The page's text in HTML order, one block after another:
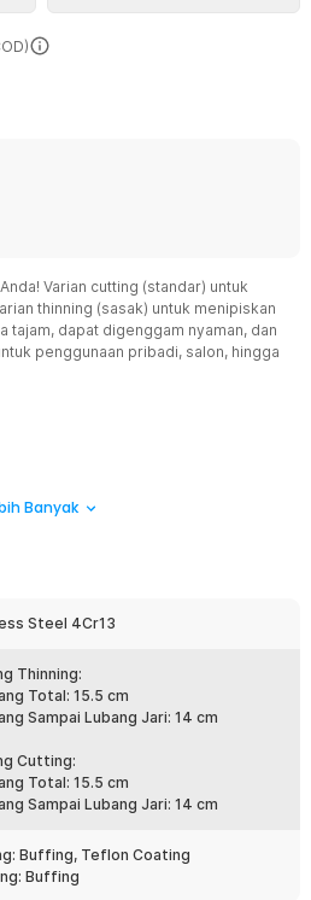
Varian cutting (standar) untuk
thinning (sasak) untuk menipiskan
tajam, dapat digenggam nyaman, dan
penggunaan pribadi, salon, hingga
menghasilkan potongan rambut rapi
suara dan benturan saat
tenang dan nyaman.
ekstra. Tidak cepat
dalam jangka panjang.
Banyak
Steel 4Cr13
Thinning:
Total: 15.5 cm
Sampai Lubang Jari: 14 cm
Cutting:
Total: 15.5 cm
Sampai Lubang Jari: 14 cm
Buffing, Teflon Coating
Buffing